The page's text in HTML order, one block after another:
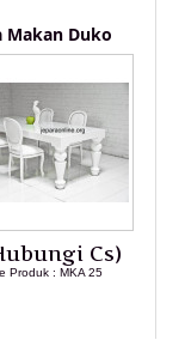
Makan Duko
Cs)
Produk : MKA 25